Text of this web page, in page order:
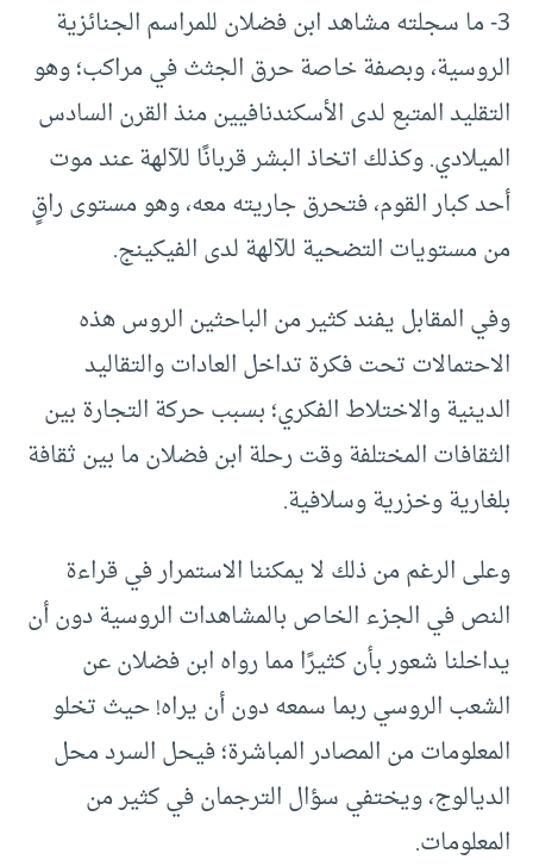
3- ما سجلته مشاهد ابن فضلان للمراسم الجنائزية
الروسية، وبصفة خاصة حرق الجثث في مراكب؛ وهو
التقليد المتبع لدى الأسكندنافيين منذ القرن السادس
الميلادي. وكذلك اتخاذ البشر قربانًا للآلهة عند موت
أحد كبار القوم، فتحرق جاريته معه، وهو مستوى راقٍ
من مستويات التضحية للآلهة لدى الفيكينج.
وفي المقابل يفند كثير من الباحثين الروس هذه
الاحتمالات تحت فكرة تداخل العادات والتقاليد
الدينية والاختلاط الفكري؛ بسبب حركة التجارة بين
الثقافات المختلفة وقت رحلة ابن فضلان ما بين ثقافة
بلغارية وخزرية وسلافية.
وعلى الرغم من ذلك لا يمكننا الاستمرار في قراءة
النص في الجزء الخاص بالمشاهدات الروسية دون أن
يداخلنا شعور بأن كثيرًا مما رواه ابن فضلان عن
الشعب الروسي ربما سمعه دون أن يراه! حيث تخلو
المعلومات من المصادر المباشرة؛ فيحل السرد محل
الديالوج، ويختفي سؤال الترجمان في كثير من
المعلومات.